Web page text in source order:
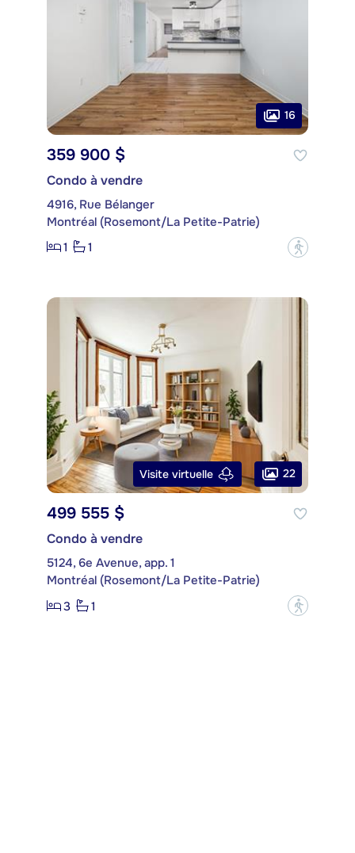
16
359 900 $
Condo à vendre
4916, Rue Bélanger
Montréal (Rosemont/La Petite-Patrie)
1
1 ?
Visite virtuelle 22
499 555 $
Condo à vendre
5124, 6e Avenue, app. 1
Montréal (Rosemont/La Petite-Patrie)
3
1 ?